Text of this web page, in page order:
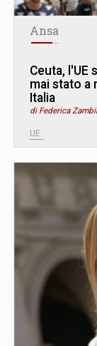
Ansa
Ceuta, l'UE
mai stato a
Italia
di Federica
UE